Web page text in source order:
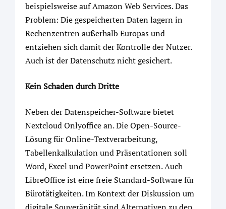
beispielsweise auf Amazon Web Services. Das
Problem: Die gespeicherten Daten lagern in
Rechenzentren außerhalb Europas und
entziehen sich damit der Kontrolle der Nutzer.
Auch ist der Datenschutz nicht gesichert.
Kein Schaden durch Dritte
Neben der Datenspeicher-Software bietet
Nextcloud Onlyoffice an. Die Open-Source-
Lösung für Online-Textverarbeitung,
Tabellenkalkulation und Präsentationen soll
Word, Excel und PowerPoint ersetzen. Auch
LibreOffice ist eine freie Standard-Software für
Bürotätigkeiten. Im Kontext der Diskussion um